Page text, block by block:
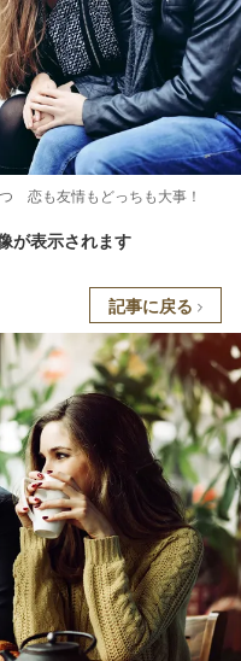
恋も友情もどっちも大事！
が表示されます
記事に戻る